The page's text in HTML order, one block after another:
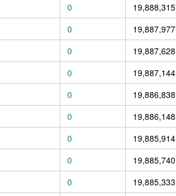
0 19,888,315
0 19,887,977
0 19,887,628
0 19,887,144
0 19,886,838
0 19,886,148
0 19,885,914
0 19,885,740
0 19,885,333